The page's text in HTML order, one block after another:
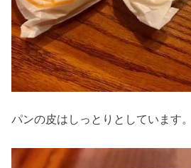
パンの皮はしっとりとしています。